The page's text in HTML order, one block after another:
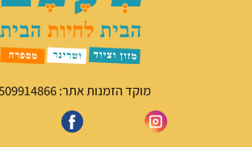
מוקד הזמנות אתר: 0509914866